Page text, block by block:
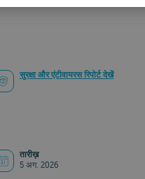
सुरक्षा और एंटीवायरस रिपोर्ट देखें
तारीख़
5 अग. 2026